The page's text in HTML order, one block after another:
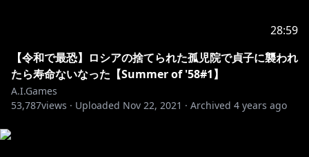
http://kizunaai.com/​
https://kizunaai.shop/
28:59
【令和で最恐】ロシアの捨てられた孤児院で貞子に襲われ
たら寿命ないなった【Summer of '58#1】
A.I.Games
53,787views · Uploaded Nov 22, 2021 · Archived 4 years ago